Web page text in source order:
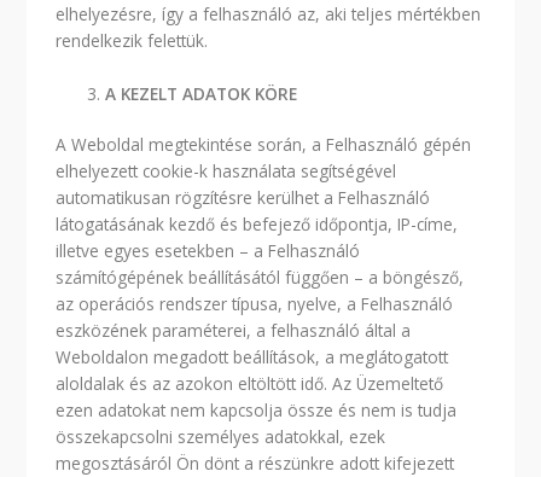
elhelyezésre, így a felhasználó az, aki teljes mértékben
rendelkezik felettük.
A KEZELT ADATOK KÖRE
A Weboldal megtekintése során, a Felhasználó gépén
elhelyezett cookie-k használata segítségével
automatikusan rögzítésre kerülhet a Felhasználó
látogatásának kezdő és befejező időpontja, IP-címe,
illetve egyes esetekben – a Felhasználó
számítógépének beállításától függően – a böngésző,
az operációs rendszer típusa, nyelve, a Felhasználó
eszközének paraméterei, a felhasználó által a
Weboldalon megadott beállítások, a meglátogatott
aloldalak és az azokon eltöltött idő. Az Üzemeltető
ezen adatokat nem kapcsolja össze és nem is tudja
összekapcsolni személyes adatokkal, ezek
megosztásáról Ön dönt a részünkre adott kifejezett